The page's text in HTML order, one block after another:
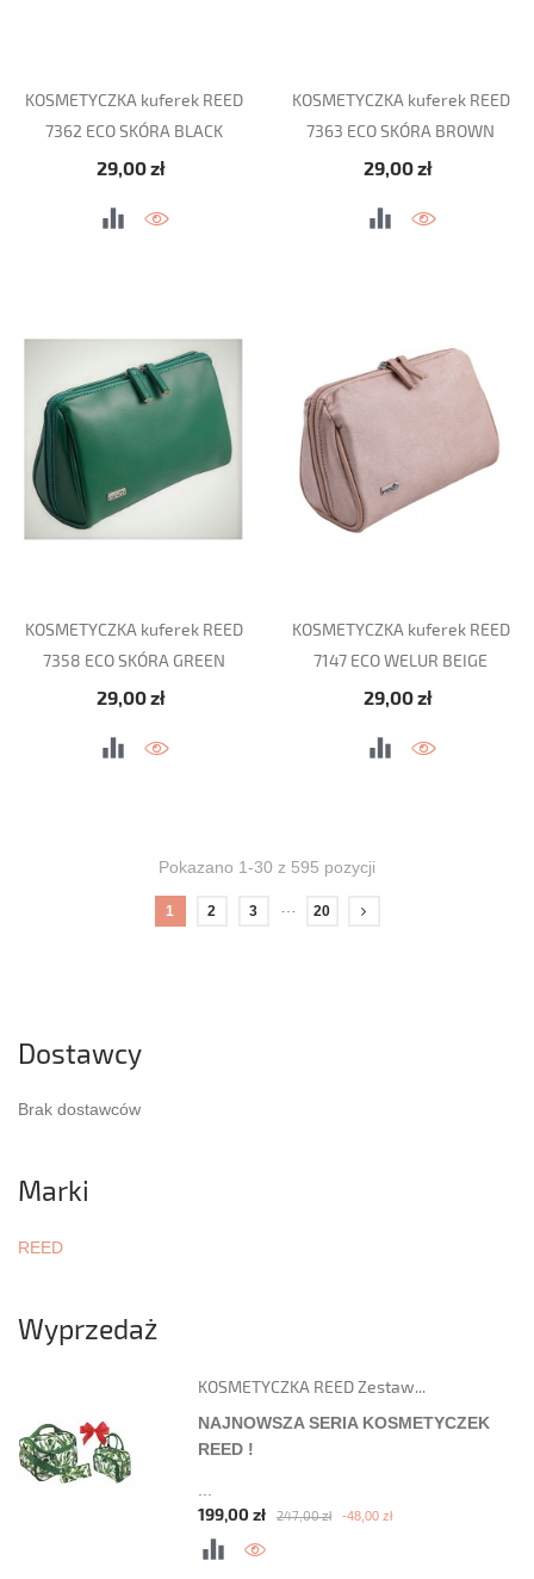
KOSMETYCZKA kuferek REED
7362 ECO SKÓRA BLACK
Cena
29,00 zł
KOSMETYCZKA kuferek REED
7363 ECO SKÓRA BROWN
Cena
29,00 zł
KOSMETYCZKA kuferek REED
7358 ECO SKÓRA GREEN
Cena
29,00 zł
KOSMETYCZKA kuferek REED
7147 ECO WELUR BEIGE
Cena
29,00 zł
Pokazano 1-30 z 595 pozycji
1 2 3 20
Dostawcy
Brak dostawców
Marki
REED
Wyprzedaż
KOSMETYCZKA REED Zestaw...
NAJNOWSZA SERIA KOSMETYCZEK
REED !
...
Cena podstawowa
247,00 zł -48,00 zł
Cena
199,00 zł